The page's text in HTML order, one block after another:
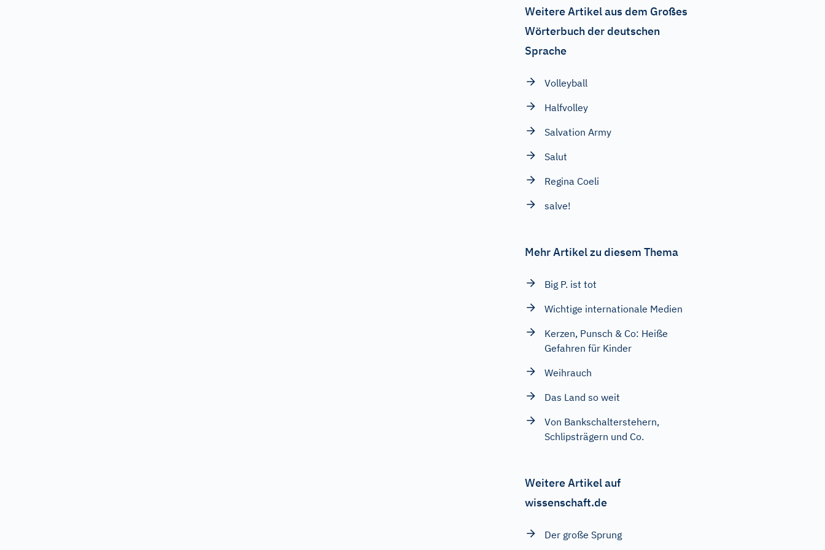
Weitere Artikel aus dem Großes
Wörterbuch der deutschen
Sprache
Volleyball
Halfvolley
Salvation Army
Salut
Regina Coeli
salve!
Mehr Artikel zu diesem Thema
Big P. ist tot
Wichtige internationale Medien
Kerzen, Punsch & Co: Heiße
Gefahren für Kinder
Weihrauch
Das Land so weit
Von Bankschalterstehern,
Schlipsträgern und Co.
Weitere Artikel auf
wissenschaft.de
Der große Sprung